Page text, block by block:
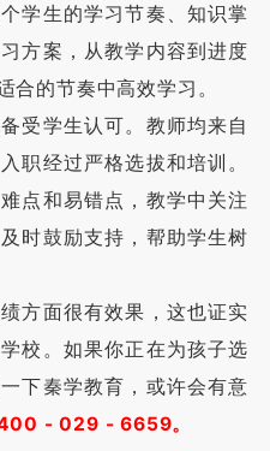
学生的学习节奏、知识掌
方案，从教学内容到进度
合的节奏中高效学习。
学生认可。教师均来自
职经过严格选拔和培训。
点和易错点，教学中关注
时鼓励支持，帮助学生树
面很有效果，这也证实
校。如果你正在为孩子选
下秦学教育，或许会有意
- 029 - 6659。